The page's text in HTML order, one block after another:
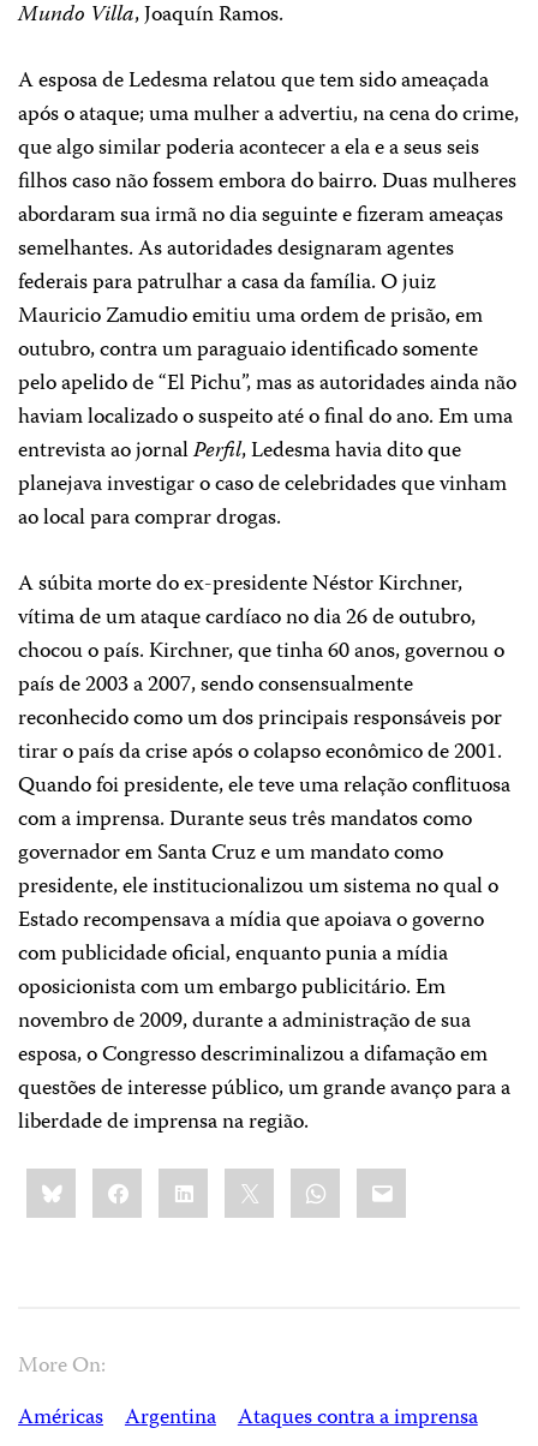
Mundo Villa, Joaquín Ramos.
A esposa de Ledesma relatou que tem sido ameaçada
após o ataque; uma mulher a advertiu, na cena do crime,
que algo similar poderia acontecer a ela e a seus seis
filhos caso não fossem embora do bairro. Duas mulheres
abordaram sua irmã no dia seguinte e fizeram ameaças
semelhantes. As autoridades designaram agentes
federais para patrulhar a casa da família. O juiz
Mauricio Zamudio emitiu uma ordem de prisão, em
outubro, contra um paraguaio identificado somente
pelo apelido de “El Pichu”, mas as autoridades ainda não
haviam localizado o suspeito até o final do ano. Em uma
entrevista ao jornalPerfil, Ledesma havia dito que
planejava investigar o caso de celebridades que vinham
ao local para comprar drogas.
A súbita morte do ex-presidente Néstor Kirchner,
vítima de um ataque cardíaco no dia 26 de outubro,
chocou o país. Kirchner, que tinha 60 anos, governou o
país de 2003 a 2007, sendo consensualmente
reconhecido como um dos principais responsáveis por
tirar o país da crise após o colapso econômico de 2001.
Quando foi presidente, ele teve uma relação conflituosa
com a imprensa. Durante seus três mandatos como
governador em Santa Cruz e um mandato como
presidente, ele institucionalizou um sistema no qual o
Estado recompensava a mídia que apoiava o governo
com publicidade oficial, enquanto punia a mídia
oposicionista com um embargo publicitário. Em
novembro de 2009, durante a administração de sua
esposa, o Congresso descriminalizou a difamação em
questões de interesse público, um grande avanço para a
liberdade de imprensa na região.
Share
this:BlueskyFacebookLinkedIn WhatsApp
Email
More On:
Américas
Argentina
Ataques contra a imprensa